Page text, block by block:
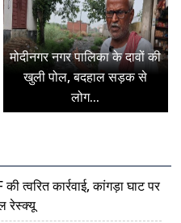
मोदीनगर नगर पालिका के दावों की
खुली पोल, बदहाल सड़क से
लोग...
त्वरित कार्रवाई, कांगड़ा घाट पर
रेस्क्यू